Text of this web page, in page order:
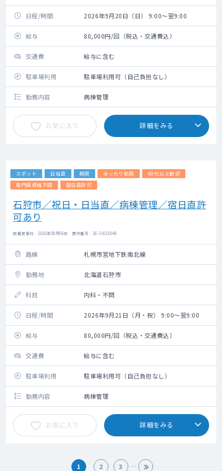
日程/時間 2026年9月20日（日） 9:00～翌9:00
給与 80,000円/回（税込・交通費込）
交通費 給与に含む
駐車場利用 駐車場利用可（自己負担なし）
勤務内容 病棟管理
お気に入り 詳細をみる
スポット 日当直 病院 ゆったり勤務
60代以上歓迎
専門医資格不問
宿日直許可
石狩市／祝日・日当直／病棟管理／宿日直許
可あり
掲載更新日 : 2026年08月06日 案件番号 : 26-SI651048
路線 札幌市営地下鉄南北線
勤務地 北海道石狩市
科目 内科・不問
日程/時間 2026年9月21日（月・祝） 9:00～翌9:00
給与 80,000円/回（税込・交通費込）
交通費 給与に含む
駐車場利用 駐車場利用可（自己負担なし）
勤務内容 病棟管理
お気に入り 詳細をみる
1 2 3